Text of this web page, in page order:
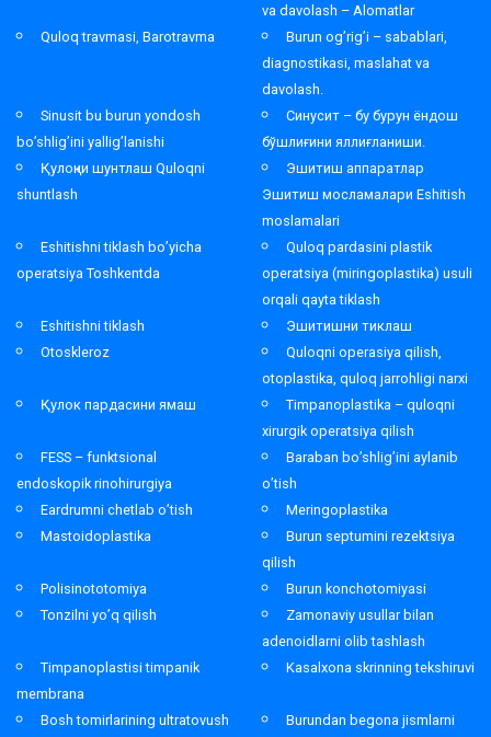
va davolash – Alomatlar
Quloq travmasi, Barotravma
Burun og’rig’i – sabablari,
diagnostikasi, maslahat va
davolash.
Sinusit bu burun yondosh
bo’shlig’ini yallig’lanishi
Синусит – бу бурун ёндош
бўшлиғини яллиғланиши.
Қулоқни шунтлаш Quloqni
shuntlash
Эшитиш аппаратлар
Эшитиш мосламалари Eshitish
moslamalari
Eshitishni tiklash bo’yicha
operatsiya Toshkentda
Quloq pardasini plastik
operatsiya (miringoplastika) usuli
orqali qayta tiklash
Eshitishni tiklash
Эшитишни тиклаш
Otoskleroz
Quloqni operasiya qilish,
otoplastika, quloq jarrohligi narxi
Қулок пардасини ямаш
Timpanoplastika – quloqni
xirurgik operatsiya qilish
FESS – funktsional
endoskopik rinohirurgiya
Baraban bo’shlig’ini aylanib
o’tish
Eardrumni chetlab o’tish
Meringoplastika
Mastoidoplastika
Burun septumini rezektsiya
qilish
Polisinototomiya
Burun konchotomiyasi
Tonzilni yo’q qilish
Zamonaviy usullar bilan
adenoidlarni olib tashlash
Timpanoplastisi timpanik
membrana
Kasalxona skrinning tekshiruvi
Bosh tomirlarining ultratovush Burundan begona jismlarni